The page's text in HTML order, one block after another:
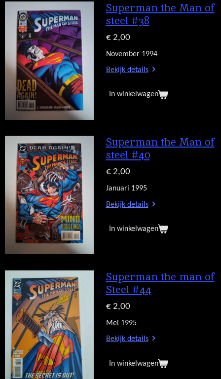
Superman the Man of
steel #38
€ 2,00
November 1994
Bekijk details
In winkelwagen
Superman the Man of
steel #40
€ 2,00
Januari 1995
Bekijk details
In winkelwagen
Superman the man of
Steel #44
€ 2,00
Mei 1995
Bekijk details
In winkelwagen